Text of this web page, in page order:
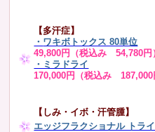
【多汗症】
・ ワキボトックス 80単位
49,800円（税込み 54,780円
・ミラドライ
170,000円（税込み 187,000
【しみ・イボ・汗管腫】
エッジフラクショナル トラ